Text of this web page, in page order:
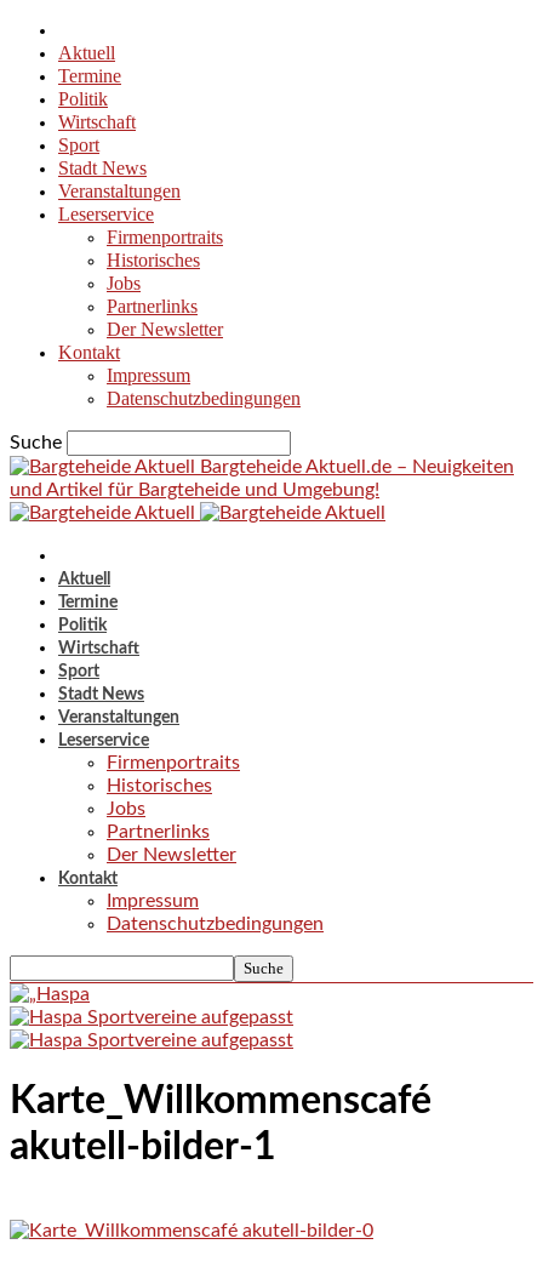
Aktuell
Termine
Politik
Wirtschaft
Sport
Stadt News
Veranstaltungen
Leserservice
Firmenportraits
Historisches
Jobs
Partnerlinks
Der Newsletter
Kontakt
Impressum
Datenschutzbedingungen
Suche
Bargteheide Aktuell.de – Neuigkeiten
und Artikel für Bargteheide und Umgebung!
Aktuell
Termine
Politik
Wirtschaft
Sport
Stadt News
Veranstaltungen
Leserservice
Firmenportraits
Historisches
Jobs
Partnerlinks
Der Newsletter
Kontakt
Impressum
Datenschutzbedingungen
Karte_Willkommenscafé
akutell-bilder-1